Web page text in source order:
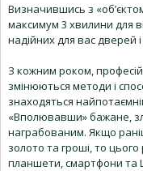
Визначившись з
максимум 3 хвилини для
надійних для вас дверей і
З кожним роком,
змінюються методи і
знаходяться
«Вполювавши» бажане,
награбованим. Якщо
золото та гроші, то
планшети, смартфони та